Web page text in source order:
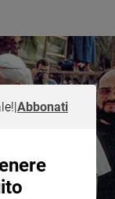
|Abbonati